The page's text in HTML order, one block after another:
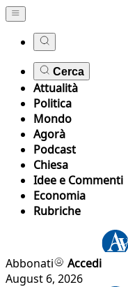
Cerca
Attualità
Politica
Mondo
Agorà
Podcast
Chiesa
Idee e Commenti
Economia
Rubriche
Abbonati
Accedi
August 6, 2026